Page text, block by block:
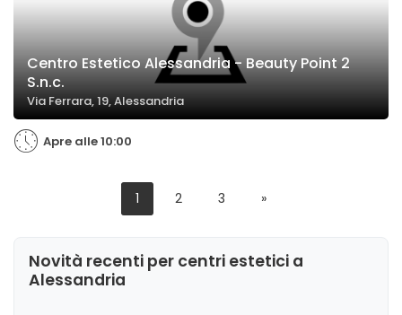
Centro Estetico Alessandria - Beauty Point 2
S.n.c.
Via Ferrara, 19, Alessandria
Apre alle 10:00
1 2 3 »
Novità recenti per centri estetici a
Alessandria